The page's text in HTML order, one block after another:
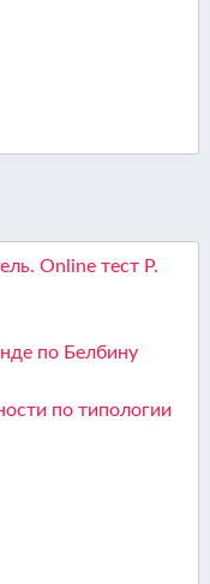
Online тест Р.
по Белбину
по типологии